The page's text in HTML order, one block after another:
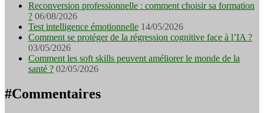
Reconversion professionnelle : comment choisir sa formation
? 06/08/2026
Test intelligence émotionnelle 14/05/2026
Comment se protéger de la régression cognitive face à l’IA ?
03/05/2026
Comment les soft skills peuvent améliorer le monde de la
santé ? 02/05/2026
#Commentaires